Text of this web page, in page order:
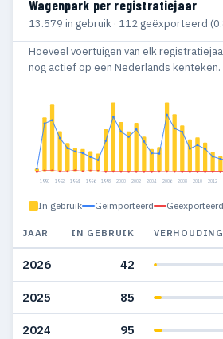
Wagenpark per registratiejaar
13.579 in gebruik · 112 geëxporteerd
Hoeveel voertuigen van elk
nog actief op een Nederlands kenteken.
1990 1992 1994 1996 1998 2000 2002 2004 2006 2008 2010 2012
In gebruik Geïmporteerd Geëxporteerd
JAAR IN GEBRUIK VERHOUDING
2026 42
2025 85
2024 95